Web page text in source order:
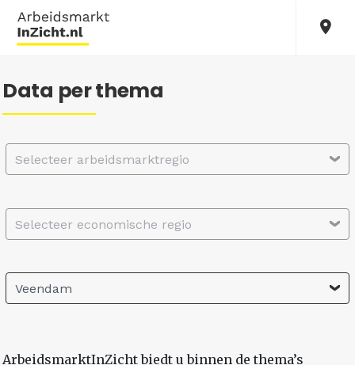
Data per thema
Selecteer arbeidsmarktregio
Selecteer economische regio
Veendam
ArbeidsmarktInZicht biedt u binnen de thema’s